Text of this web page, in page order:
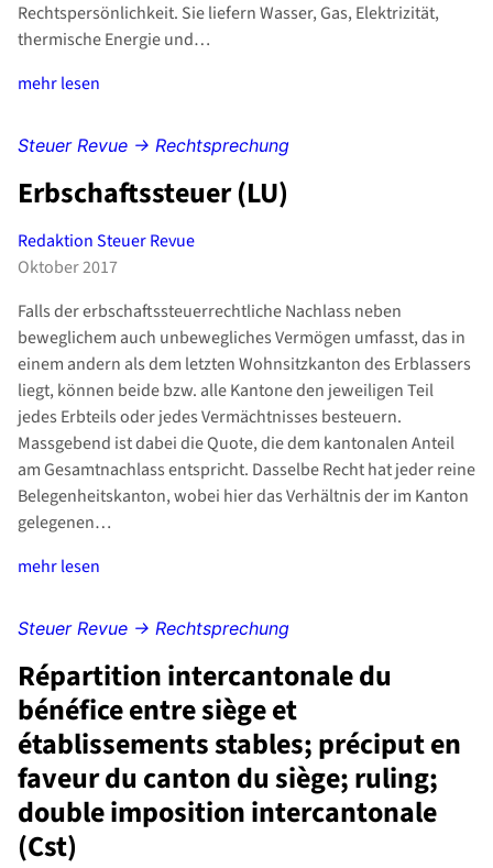
Rechtspersönlichkeit. Sie liefern Wasser, Gas, Elektrizität,
thermische Energie und…
mehr lesen
Steuer Revue → Rechtsprechung
Erbschaftssteuer (LU)
Redaktion Steuer Revue
Oktober 2017
Falls der erbschaftssteuerrechtliche Nachlass neben
beweglichem auch unbewegliches Vermögen umfasst, das in
einem andern als dem letzten Wohnsitzkanton des Erblassers
liegt, können beide bzw. alle Kantone den jeweiligen Teil
jedes Erbteils oder jedes Vermächtnisses besteuern.
Massgebend ist dabei die Quote, die dem kantonalen Anteil
am Gesamtnachlass entspricht. Dasselbe Recht hat jeder reine
Belegenheitskanton, wobei hier das Verhältnis der im Kanton
gelegenen…
mehr lesen
Steuer Revue → Rechtsprechung
Répartition intercantonale du
bénéfice entre siège et
établissements stables; préciput en
faveur du canton du siège; ruling;
double imposition intercantonale
(Cst)